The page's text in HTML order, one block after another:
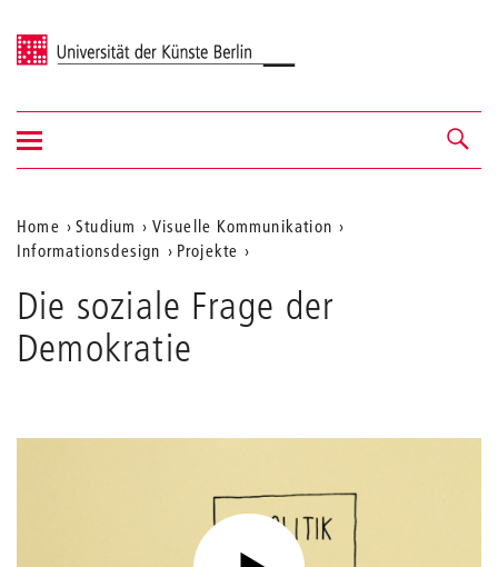
Universität der Künste Berlin
Navigation &
Suche
Navigation
ein-/ausblenden
Aktuelle
Position
auf
der
Webseite
Home Studium
Visuelle Kommunikation
Informationsdesign
Projekte
Die soziale Frage der
Demokratie